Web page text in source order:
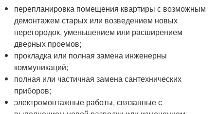
перепланировка помещения квартиры с возможным
демонтажем старых или возведением новых
перегородок, уменьшением или расширением
дверных проемов;
прокладка или полная замена инженерны
коммуникаций;
полная или частичная замена сантехнических
приборов;
электромонтажные работы, связанные с